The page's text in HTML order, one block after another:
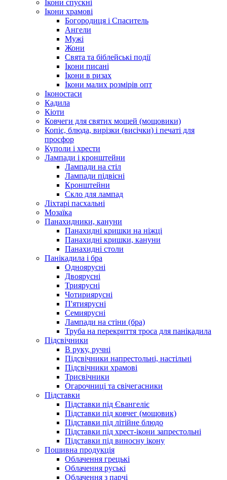
Ікони спускні
Ікони храмові
Богородиця і Спаситель
Ангели
Мужі
Жони
Свята та біблейські події
Ікони писані
Ікони в ризах
Ікони малих розмірів опт
Іконостаси
Кадила
Кіоти
Ковчеги для святих мощей (мощовики)
Копіє, блюда, вирізки (висічки) і печаті для
просфор
Куполи і хрести
Лампади і кронштейни
Лампади на стіл
Лампади підвісні
Кронштейни
Скло для лампад
Ліхтарі пасхальні
Мозаїка
Панахидники, кануни
Панахидні кришки на ніжці
Панахидні кришки, кануни
Панахидні столи
Панікадила і бра
Одноярусні
Двоярусні
Триярусні
Чотириярусні
П'ятиярусні
Семиярусні
Лампади на стіни (бра)
Труба на перекриття троса для панікадила
Підсвічники
В руку, ручні
Підсвічники напрестольні, настільні
Підсвічники храмові
Трисвічники
Огарочниці та свічегасники
Підставки
Підставки під Євангеліє
Підставки під ковчег (мощовик)
Підставки під літійне блюдо
Підставки під хрест-ікони запрестольні
Підставки під виносну ікону
Пошивна продукція
Облачення грецькі
Облачення руські
Облачення з парчі